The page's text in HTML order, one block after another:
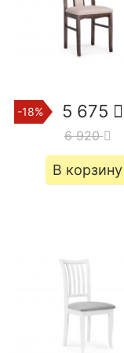
-18% 5 675
6 920
В корзину